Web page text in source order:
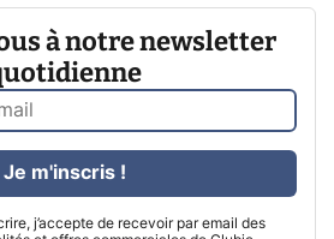
à notre newsletter
j’accepte de recevoir par email des
Je m'inscris !